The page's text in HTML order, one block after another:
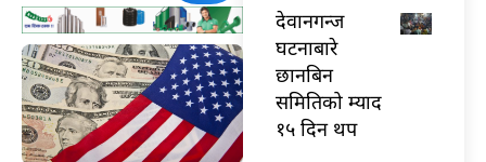
देवानगन्ज
घटनाबारे
छानबिन
समितिको म्याद
१५ दिन थप